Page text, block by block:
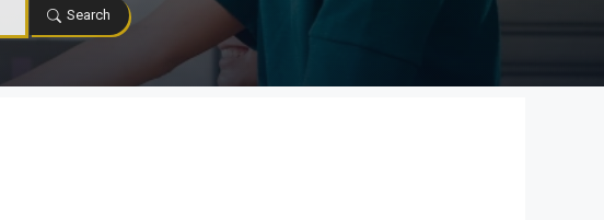
Search